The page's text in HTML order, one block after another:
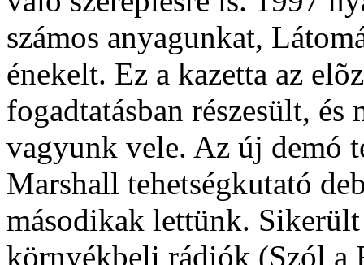
számos anyagunkat,
énekelt. Ez a kazetta az
fogadtatásban részesült,
vagyunk vele. Az új demó
Marshall tehetségkutató
másodikak lettünk. Sikerült
környékbeli rádiók (Szól a